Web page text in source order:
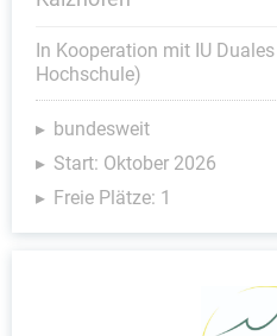
In Kooperation mit IU
Hochschule)
bundesweit
Start: Oktober 2026
Freie Plätze: 1